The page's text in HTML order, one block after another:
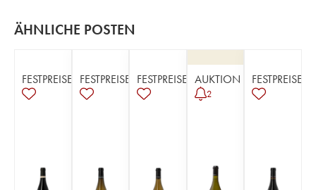
ÄHNLICHE POSTEN
FESTPREISE FESTPREISE FESTPREISE AUKTION
2
FESTPREISE